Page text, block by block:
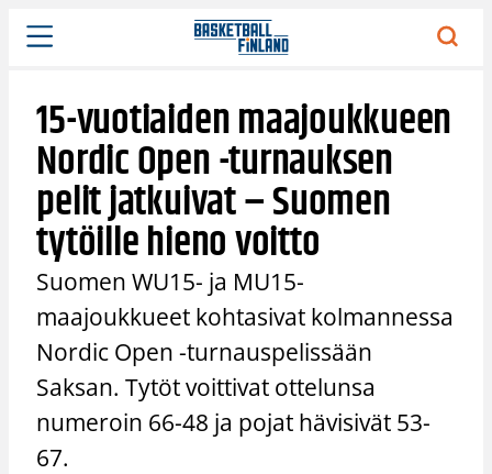
Siirry
sisältöön
15-vuotiaiden maajoukkueen
Nordic Open -turnauksen
pelit jatkuivat – Suomen
tytöille hieno voitto
Suomen WU15- ja MU15-
maajoukkueet kohtasivat kolmannessa
Nordic Open -turnauspelissään
Saksan. Tytöt voittivat ottelunsa
numeroin 66-48 ja pojat hävisivät 53-
67.